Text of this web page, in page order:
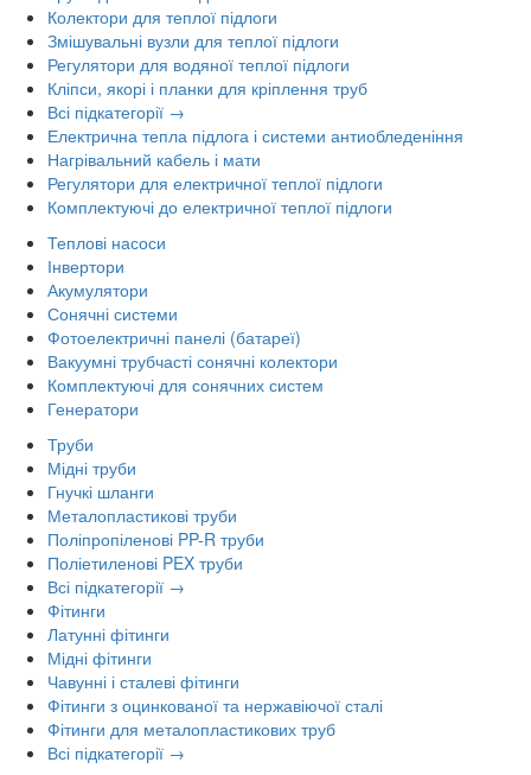
Колектори для теплої підлоги
Змішувальні вузли для теплої підлоги
Регулятори для водяної теплої підлоги
Кліпси, якорі і планки для кріплення труб
Всі підкатегорії →
Електрична тепла підлога і системи антиобледеніння
Нагрівальний кабель і мати
Регулятори для електричної теплої підлоги
Комплектуючі до електричної теплої підлоги
Теплові насоси
Інвертори
Акумулятори
Сонячні системи
Фотоелектричні панелі (батареї)
Вакуумні трубчасті сонячні колектори
Комплектуючі для сонячних систем
Генератори
Труби
Мідні труби
Гнучкі шланги
Металопластикові труби
Поліпропіленові PP-R труби
Поліетиленові PEX труби
Всі підкатегорії →
Фітинги
Латунні фітинги
Мідні фітинги
Чавунні і сталеві фітинги
Фітинги з оцинкованої та нержавіючої сталі
Фітинги для металопластикових труб
Всі підкатегорії →